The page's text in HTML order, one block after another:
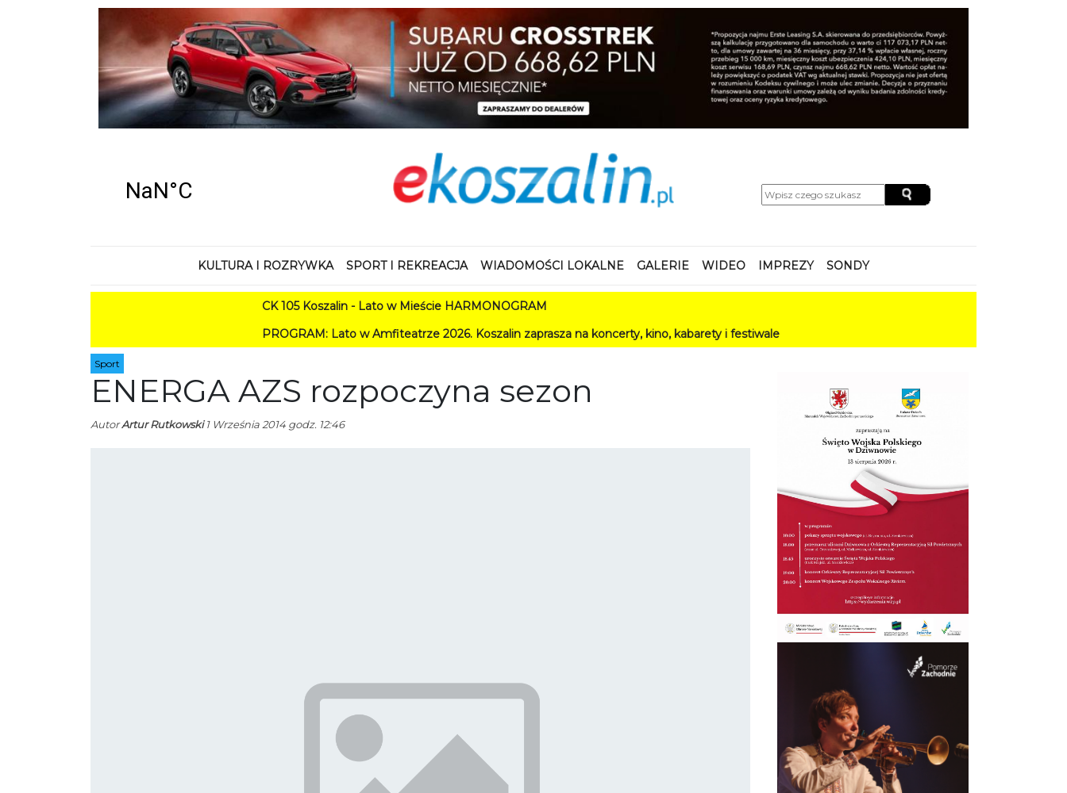
KULTURA I ROZRYWKA SPORT I REKREACJA WIADOMOŚCI LOKALNE GALERIE WIDEO IMPREZY SONDY
CK 105 Koszalin - Lato w Mieście HARMONOGRAM
PROGRAM: Lato w Amfiteatrze 2026. Koszalin zaprasza na koncerty, kino, kabarety i festiwale
Sport
ENERGA AZS rozpoczyna sezon
AutorArtur Rutkowski1 Września 2014 godz. 12:46